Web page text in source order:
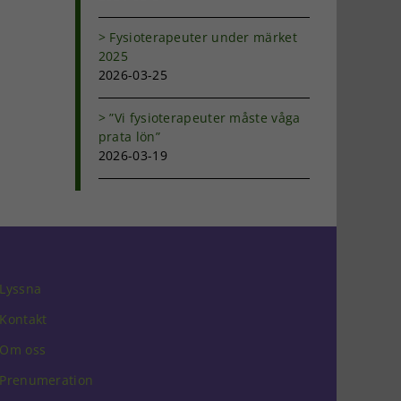
Fysioterapeuter under märket
2025
2026-03-25
”Vi fysioterapeuter måste våga
prata lön”
2026-03-19
Lyssna
Kontakt
Om oss
Prenumeration